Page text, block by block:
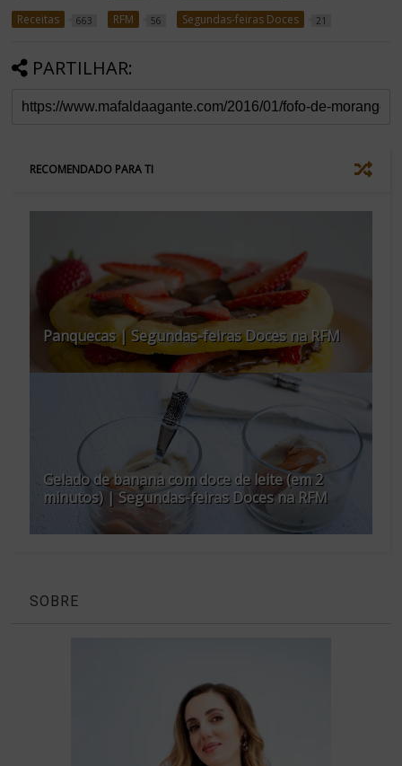
Receitas 663 RFM 56 Segundas-feiras Doces 21
PARTILHAR:
RECOMENDADO PARA TI
Panquecas | Segundas-feiras Doces na RFM
Gelado de banana com doce de leite (em 2
minutos) | Segundas-feiras Doces na RFM
SOBRE